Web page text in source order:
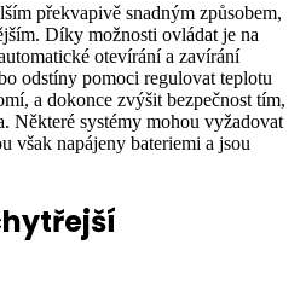
překvapivě snadným způsobem,
Díky možnosti ovládat je na
otevírání a zavírání
odstíny pomoci regulovat teplotu
a dokonce zvýšit bezpečnost tím,
Některé systémy mohou vyžadovat
však napájeny bateriemi a jsou